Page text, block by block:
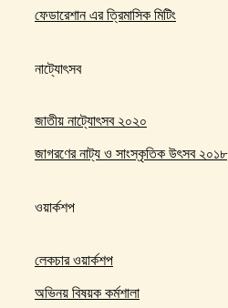
ফেডারেশান এর ত্রিমাসিক মিটিং
নাট্যোৎসব
জাতীয় নাট্যোৎসব ২০২০
জাগরণের নাট্য ও সাংস্কৃতিক উৎসব ২০১৮
ওয়ার্কশপ
লেকচার ওয়ার্কশপ
অভিনয় বিষয়ক কর্মশালা